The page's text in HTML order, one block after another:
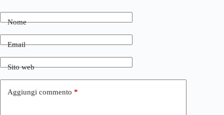
Nome
Email
Sito web
Aggiungi commento *